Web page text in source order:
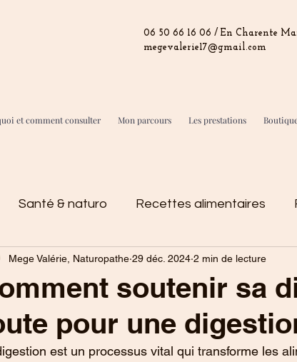
06 50 66 16 06 / En Charente
megevalerie17@gmail.com
et comment consulter Mon parcours Les prestations
Santé & naturo Recettes alimentaires
La minute naturo
soutenir sa
pour une
Mege Valérie, Naturopathe 29 déc. 2024 2 min de lecture
est un processus vital qui transforme les